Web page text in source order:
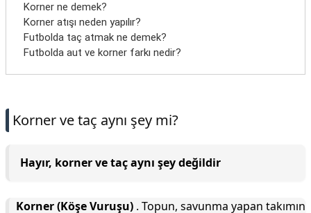
Korner ne demek?
Korner atışı neden yapılır?
Futbolda taç atmak ne demek?
Futbolda aut ve korner farkı nedir?
Korner ve taç aynı şey mi?
Hayır, korner ve taç aynı şey değildir
Korner (Köşe Vuruşu) . Topun, savunma yapan takımın